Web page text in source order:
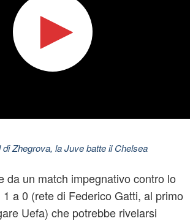
di Zhegrova, la Juve batte il Chelsea
da un match impegnativo contro lo
a 0 (rete di Federico Gatti, al primo
Uefa) che potrebbe rivelarsi